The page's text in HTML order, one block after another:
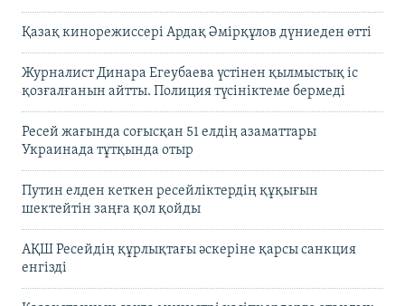
Қазақ кинорежиссері Ардақ Әмірқұлов дүниеден өтті
Журналист Динара Егеубаева үстінен қылмыстық іс
қозғалғанын айтты. Полиция түсініктеме бермеді
Ресей жағында соғысқан 51 елдің азаматтары
Украинада тұтқында отыр
Путин елден кеткен ресейліктердің құқығын
шектейтін заңға қол қойды
АҚШ Ресейдің құрлықтағы әскеріне қарсы санкция
енгізді